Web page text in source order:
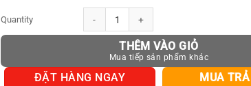
Cáp chuyển USB 2.0 to 3.5mm UGREEN 30757 (mic+loa)
THÊM VÀO GIỎ
ĐẶT HÀNG NGAY MUA